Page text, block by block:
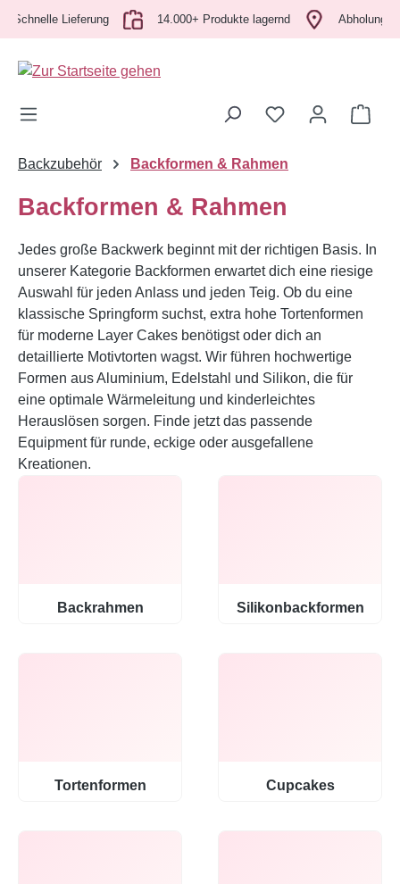
Zum Hauptinhalt springen
Lieferung 14.000+ Produkte lagernd Abholung vor
Backzubehör Backformen & Rahmen
Backformen & Rahmen
Jedes große Backwerk beginnt mit der richtigen Basis. In
unserer Kategorie Backformen erwartet dich eine riesige
Auswahl für jeden Anlass und jeden Teig. Ob du eine
klassische Springform suchst, extra hohe Tortenformen
für moderne Layer Cakes benötigst oder dich an
detaillierte Motivtorten wagst. Wir führen hochwertige
Formen aus Aluminium, Edelstahl und Silikon, die für
eine optimale Wärmeleitung und kinderleichtes
Herauslösen sorgen. Finde jetzt das passende
Equipment für runde, eckige oder ausgefallene
Kreationen.
Backrahmen Silikonbackformen
Tortenformen Cupcakes